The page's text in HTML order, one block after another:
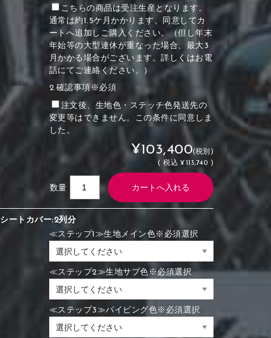
こちらの商品は受注生産となります。
通常は約1.5ケ月かかります。同意してカ
ートへ追加しご購入ください。（但し年末
年始等の大型連休が重なった場合、最大3
月かかる場合がございます。詳しくはお電
話にてご連絡ください。）
2.確認事項※必須
注文後、生地色・ステッチ色発送先の
変更等はできません。この条件に同意しま
した。
¥103,400(税別)
( 税込 ¥113,740 )
数量
シートカバー:2列分
≪ステップ1≫生地メイン色※必須選択
≪ステップ2≫生地サブ色※必須選択
≪ステップ3≫パイピング色※必須選択